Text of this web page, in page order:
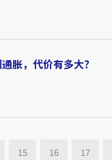
胀，代价有多大？
15 16 17